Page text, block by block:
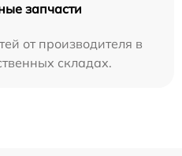
запчасти
от производителя в
складах.